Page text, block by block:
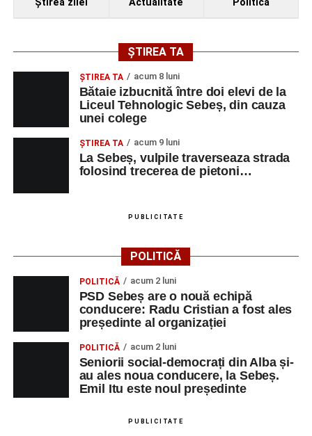
Ştirea zilei Actualitate Politică
ȘTIREA TA
ŞTIREA TA acum 8 luni
Bătaie izbucnită între doi elevi de la
Liceul Tehnologic Sebeș, din cauza
unei colege
ŞTIREA TA acum 9 luni
La Sebeș, vulpile traverseaza strada
folosind trecerea de pietoni…
PUBLICITATE
POLITICĂ
POLITICĂ acum 2 luni
PSD Sebeș are o nouă echipă
conducere: Radu Cristian a fost ales
președinte al organizației
POLITICĂ acum 2 luni
Seniorii social-democrați din Alba și-
au ales noua conducere, la Sebeș.
Emil Itu este noul președinte
PUBLICITATE